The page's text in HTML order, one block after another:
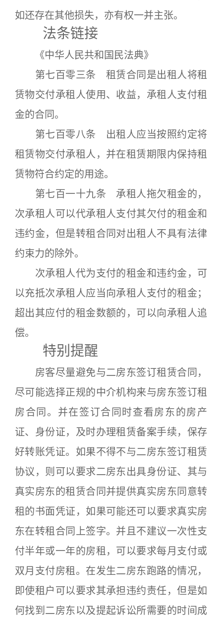
如还存在其他损失，亦有权一并主张。
法条链接
《中华人民共和国民法典》
第七百零三条 租赁合同是出租人将租
赁物交付承租人使用、收益，承租人支付租
金的合同。
第七百零八条 出租人应当按照约定将
租赁物交付承租人，并在租赁期限内保持租
赁物符合约定的用途。
第七百一十九条 承租人拖欠租金的，
次承租人可以代承租人支付其欠付的租金和
违约金，但是转租合同对出租人不具有法律
约束力的除外。
次承租人代为支付的租金和违约金，可
以充抵次承租人应当向承租人支付的租金；
超出其应付的租金数额的，可以向承租人追
偿。
特别提醒
房客尽量避免与二房东签订租赁合同，
尽可能选择正规的中介机构来与房东签订租
房合同。并在签订合同时查看房东的房产
证、身份证，及时办理租赁备案手续，保存
好转账凭证。如果不得不与二房东签订租赁
协议，则可以要求二房东出具身份证、其与
真实房东的租赁合同并提供真实房东同意转
租的书面凭证，如果可能还可以要求真实房
东在转租合同上签字。并且不建议一次性支
付半年或一年的房租，可以要求每月支付或
双月支付房租。在发生二房东跑路的情况，
即使租户可以要求其承担违约责任，但是如
何找到二房东以及提起诉讼所需要的时间成